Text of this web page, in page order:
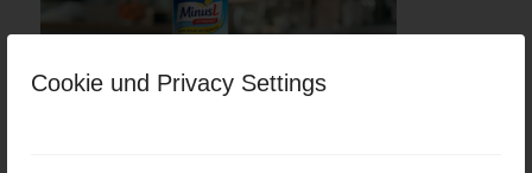
Cookie und Privacy Settings